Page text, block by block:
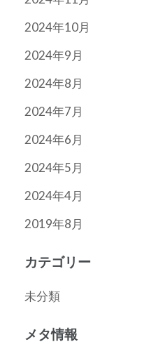
2024年10月
2024年9月
2024年8月
2024年7月
2024年6月
2024年5月
2024年4月
2019年8月
カテゴリー
未分類
メタ情報